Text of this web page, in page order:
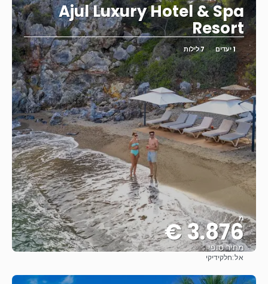
Ajul Luxury Hotel & Spa
Resort
1 יעדים 7 לילות
מ
3.876 €
מחיר סופי
אל:חלקידיקי